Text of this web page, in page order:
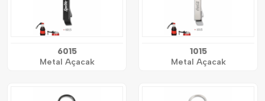
6015
Metal Açacak
1015
Metal Açacak